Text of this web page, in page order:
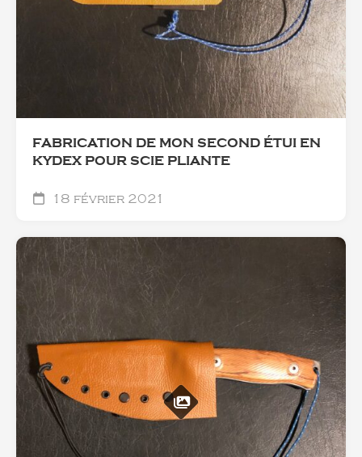
FABRICATION DE MON SECOND ÉTUI EN
KYDEX POUR SCIE PLIANTE
18 février 2021